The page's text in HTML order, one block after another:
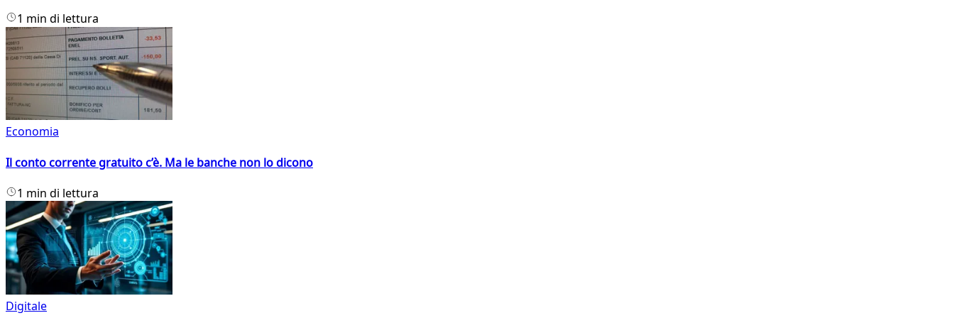
1 min di lettura
Economia
Il conto corrente gratuito c’è. Ma le banche non lo dicono
1 min di lettura
Digitale